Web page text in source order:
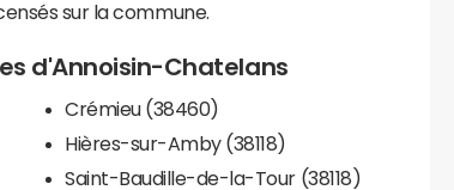
sur la commune.
d'Annoisin-Chatelans
Crémieu (38460)
Hières-sur-Amby (38118)
Saint-Baudille-de-la-Tour (38118)